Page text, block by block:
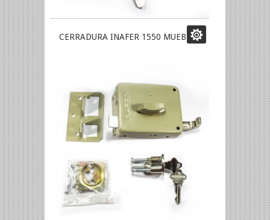
CERRADURA INAFER 1550 MUEBLE